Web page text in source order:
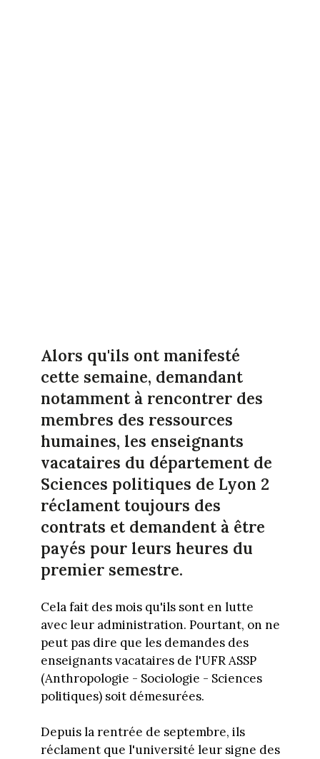
Alors qu'ils ont manifesté
cette semaine, demandant
notamment à rencontrer des
membres des ressources
humaines, les enseignants
vacataires du département de
Sciences politiques de Lyon 2
réclament toujours des
contrats et demandent à être
payés pour leurs heures du
premier semestre.
Cela fait des mois qu'ils sont en lutte
avec leur administration. Pourtant, on ne
peut pas dire que les demandes des
enseignants vacataires de l'UFR ASSP
(Anthropologie - Sociologie - Sciences
politiques) soit démesurées.
Depuis la rentrée de septembre, ils
réclament que l'université leur signe des